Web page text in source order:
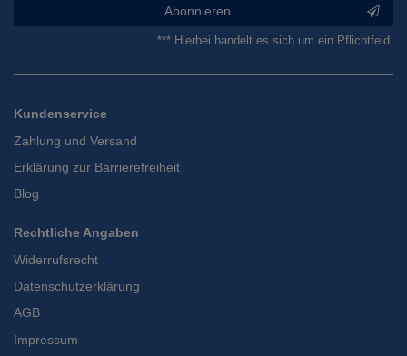
Abonnieren
*** Hierbei handelt es sich um ein Pflichtfeld.
Kundenservice
Zahlung und Versand
Erklärung zur Barrierefreiheit
Blog
Rechtliche Angaben
Widerrufsrecht
Datenschutzerklärung
AGB
Impressum